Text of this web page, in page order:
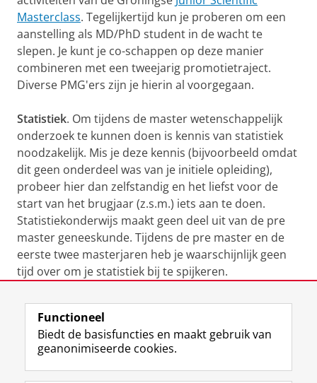
Masterclass. Tegelijkertijd kun je proberen om een
aanstelling als MD/PhD student in de wacht te
slepen. Je kunt je co-schappen op deze manier
combineren met een tweejarig promotietraject.
Diverse PMG'ers zijn je hierin al voorgegaan.
Statistiek. Om tijdens de master wetenschappelijk
onderzoek te kunnen doen is kennis van statistiek
noodzakelijk. Mis je deze kennis (bijvoorbeeld omdat
dit geen onderdeel was van je initiele opleiding),
probeer hier dan zelfstandig en het liefst voor de
start van het brugjaar (z.s.m.) iets aan te doen.
Statistiekonderwijs maakt geen deel uit van de pre
master geneeskunde. Tijdens de pre master en de
eerste twee masterjaren heb je waarschijnlijk geen
tijd over om je statistiek bij te spijkeren.
Laatst gewijzigd: 23 april 2026 09:18
Volg de RUG
F
L
R I
Y
Functioneel
Biedt de basisfuncties en maakt gebruik van
geanonimiseerde cookies.